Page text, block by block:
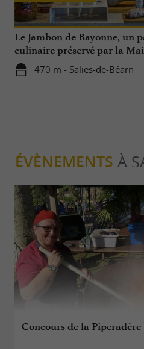
Le Jambon de Bayonne, un
culinaire préservé par la
Jambon de Bayonne et La
Salies-de-Béarn
470 m - Salies-de-Béarn
ÉVÈNEMENTS À
Concours de la Piperadère